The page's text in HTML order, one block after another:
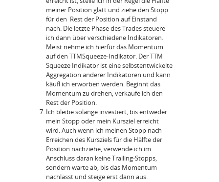
meiner Position glatt und ziehe den Stopp
für den Rest der Position auf Einstand
nach. Die letzte Phase des Trades steuere
ich dann über verschiedene Indikatoren.
Meist nehme ich hierfür das Momentum
auf den TTMSqueeze-Indikator. Der TTM
Squeeze Indikator ist eine selbstentwickelte
Aggregation anderer Indikatoren und kann
käufl ich erworben werden. Beginnt das
Momentum zu drehen, verkaufe ich den
Rest der Position.
Ich bleibe solange investiert, bis entweder
mein Stopp oder mein Kursziel erreicht
wird. Auch wenn ich meinen Stopp nach
Erreichen des Kursziels für die Hälfte der
Position nachziehe, verwende ich im
Anschluss daran keine Trailing-Stopps,
sondern warte ab, bis das Momentum
nachlässt und steige erst dann aus.